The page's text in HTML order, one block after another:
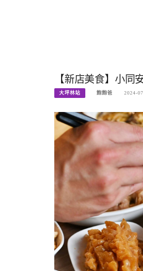
【新店美食】小同
大坪林站 飽飽爸 2024-